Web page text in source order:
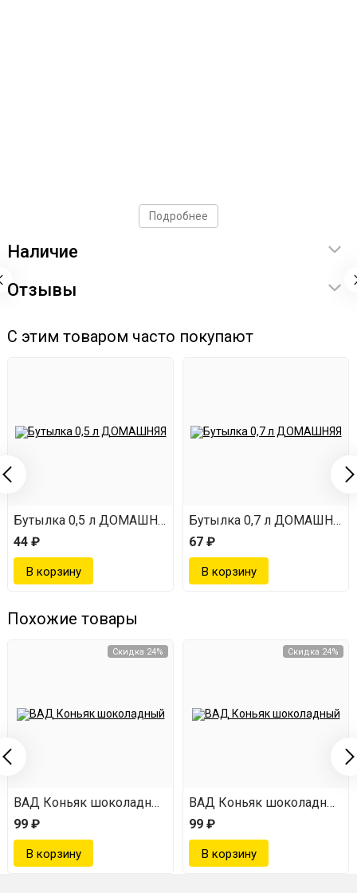
Подробнее
Наличие
Отзывы
С этим товаром часто покупают
Бутылка 0,5 л ДОМАШНЯЯ
44 ₽
Бутылка 0,7 л ДОМАШНЯЯ
67 ₽
Похожие товары
Скидка 24%
ВАД Коньяк шоколадный
99 ₽
Скидка 24%
ВАД Коньяк шоколадный
99 ₽